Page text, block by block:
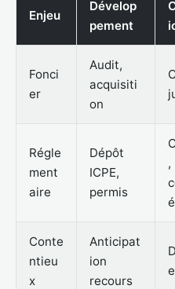
Enjeu
Dévelop
pement
Fonci
er
Audit,
acquisiti
on
Régle
ment
aire
Dépôt
ICPE,
permis
,
é
Conte
ntieu
x
Anticipat
ion
recours